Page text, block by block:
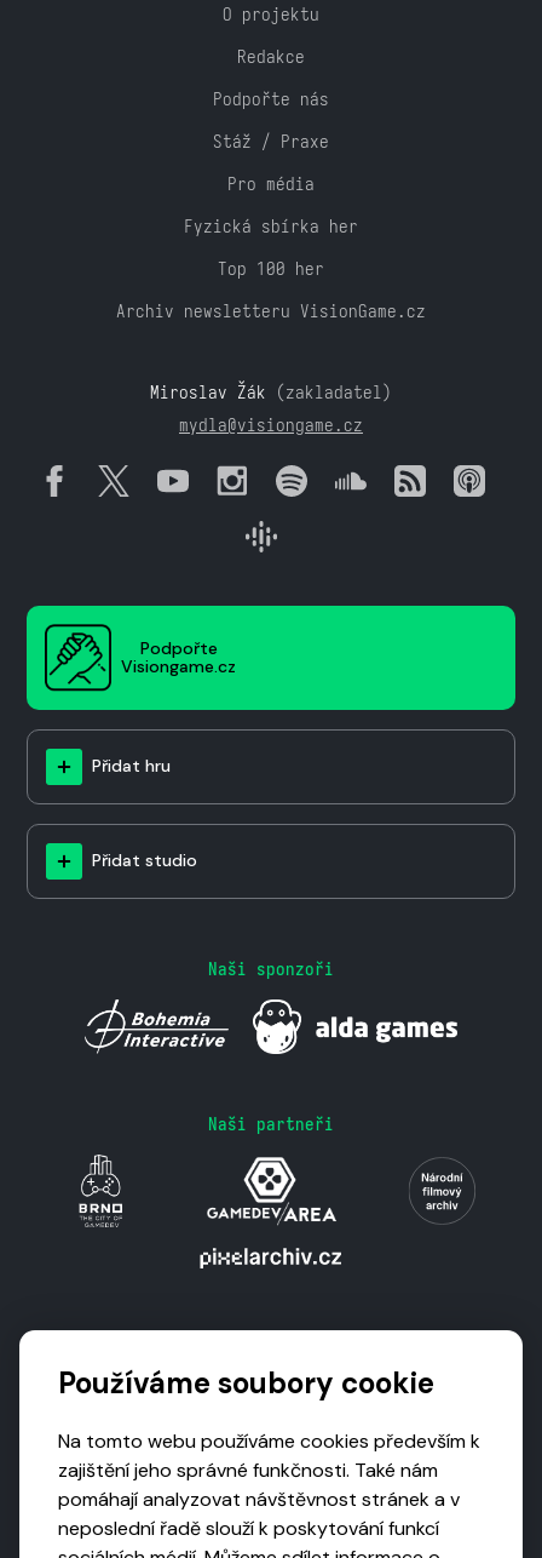
O projektu
Redakce
Podpořte nás
Stáž / Praxe
Pro média
Fyzická sbírka her
Top 100 her
Archiv newsletteru VisionGame.cz
Miroslav Žák (zakladatel)
mydla@visiongame.cz
Podpořte
Visiongame.cz
Přidat hru
Přidat studio
Naši sponzoři
Naši partneři
Používáme soubory cookie
Na tomto webu používáme cookies především k
zajištění jeho správné funkčnosti. Také nám
pomáhají analyzovat návštěvnost stránek a v
neposlední řadě slouží k poskytování funkcí